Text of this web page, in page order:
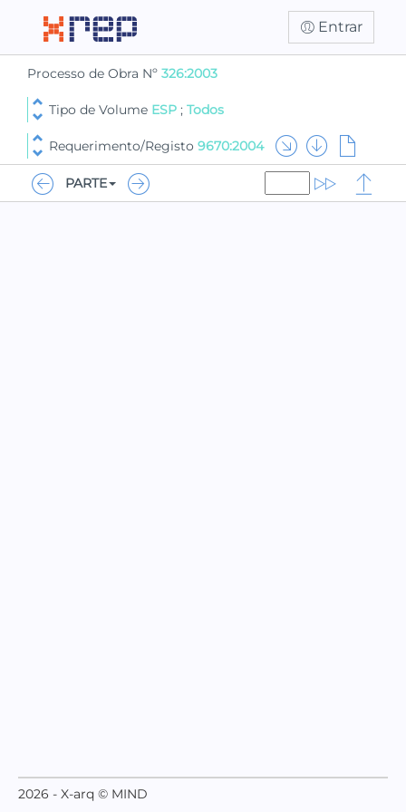
Entrar
Processo de Obra Nº 326:2003
Tipo de Volume ESP ; Todos
Requerimento/Registo 9670:2004
PARTE
2026 - X-arq © MIND